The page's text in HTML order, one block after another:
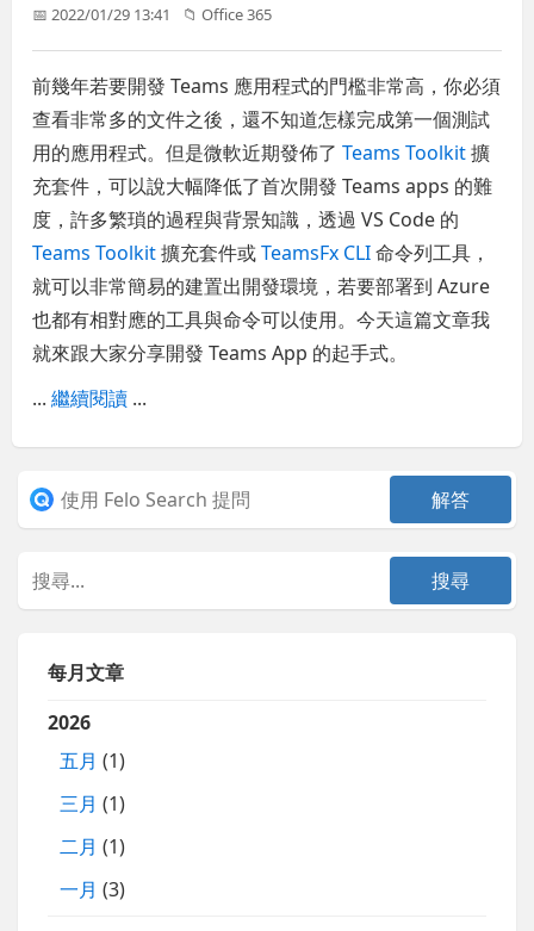
📅 2022/01/29 13:41 📁Office 365
前幾年若要開發 Teams 應用程式的門檻非常高，你必須
查看非常多的文件之後，還不知道怎樣完成第一個測試
用的應用程式。但是微軟近期發佈了Teams Toolkit擴
充套件，可以說大幅降低了首次開發 Teams apps 的難
度，許多繁瑣的過程與背景知識，透過 VS Code 的
Teams Toolkit擴充套件或TeamsFx CLI命令列工具，
就可以非常簡易的建置出開發環境，若要部署到 Azure
也都有相對應的工具與命令可以使用。今天這篇文章我
就來跟大家分享開發 Teams App 的起手式。
...繼續閱讀 ...
每月文章
2026
五月 (1)
三月 (1)
二月 (1)
一月 (3)